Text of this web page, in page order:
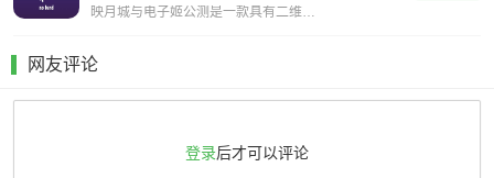
映月城与电子姬公测是一款具有二维风格的漂亮动作射击游戏。玩家可以自由选择自己的角色去奋斗系统的声音和字幕是超级无意义的，为玩家提供了各种丰富的故事和故事。感兴趣的朋友很快下载体验映月城与电子姬公测特色不同的角色有自己的能力和属性，玩家需要灵
网友评论
登录后才可以评论